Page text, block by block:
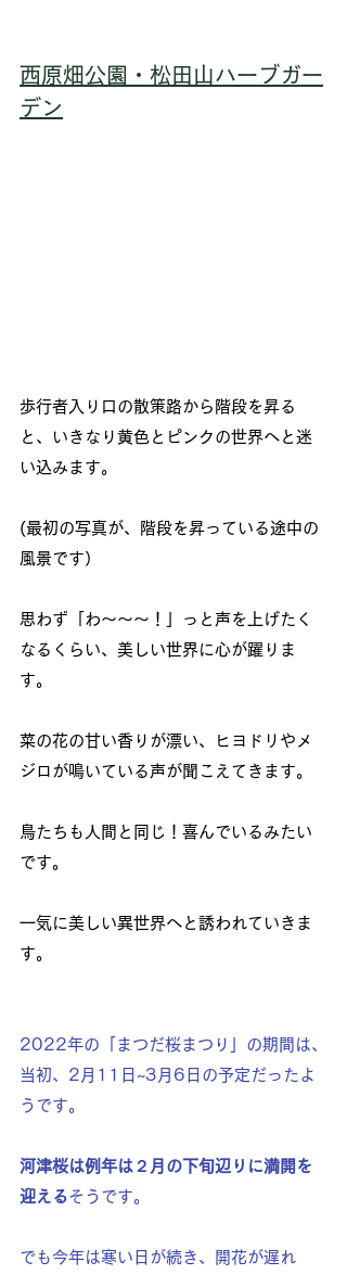
西原畑公園・松田山ハーブガー
デン
歩行者入り口の散策路から階段を昇る
と、いきなり黄色とピンクの世界へと迷
い込みます。
(最初の写真が、階段を昇っている途中の
風景です）
思わず「わ～～～！」っと声を上げたく
なるくらい、美しい世界に心が躍りま
す。
菜の花の甘い香りが漂い、ヒヨドリやメ
ジロが鳴いている声が聞こえてきます。
鳥たちも人間と同じ！喜んでいるみたい
です。
一気に美しい異世界へと誘われていきま
す。
2022年の「まつだ桜まつり」の期間は、
当初、2月11日~3月6日の予定だったよ
うです。
河津桜は例年は２月の下旬辺りに満開を
迎えるそうです。
でも今年は寒い日が続き、開花が遅れ